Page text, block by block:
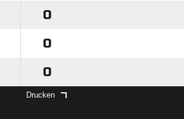
0
0
0
Drucken